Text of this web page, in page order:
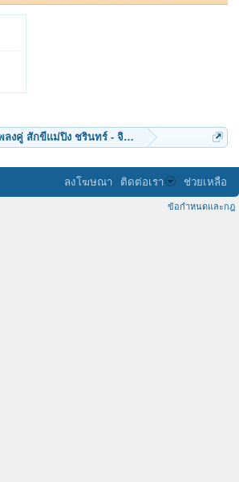
ลงคู่ สักขีแม่ปิง ชรินทร์ - จินตนา version sam & ด
ลงโฆษณา ติดต่อเรา ช่วยเหลือ
ข้อกำหนดและกฎ